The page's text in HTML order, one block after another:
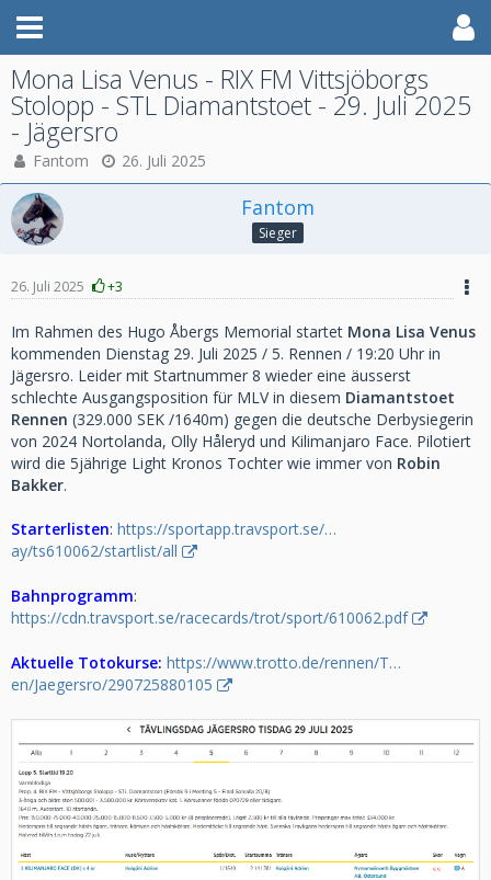
Mona Lisa Venus - RIX FM Vittsjöborgs
Stolopp - STL Diamantstoet - 29. Juli 2025
- Jägersro
Fantom 26. Juli 2025
Fantom
Sieger
26. Juli 2025 +3
Im Rahmen des Hugo Åbergs Memorial startet Mona Lisa Venus
kommenden Dienstag 29. Juli 2025 / 5. Rennen / 19:20 Uhr in
Jägersro. Leider mit Startnummer 8 wieder eine äusserst
schlechte Ausgangsposition für MLV in diesem Diamantstoet
Rennen (329.000 SEK /1640m) gegen die deutsche Derbysiegerin
von 2024 Nortolanda, Olly Håleryd und Kilimanjaro Face. Pilotiert
wird die 5jährige Light Kronos Tochter wie immer von Robin
Bakker.
Starterlisten: https://sportapp.travsport.se/…
ay/ts610062/startlist/all
Bahnprogramm:
https://cdn.travsport.se/racecards/trot/sport/610062.pdf
Aktuelle Totokurse: https://www.trotto.de/rennen/T…
en/Jaegersro/290725880105